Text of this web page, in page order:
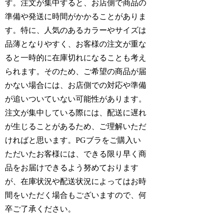
す。注文が集中すると、お店側で商品の
準備や発送に時間がかかることがありま
す。特に、人気のあるカラーやサイズは
品薄となりやすく、お客様の注文が重な
ると一時的に在庫切れになることも考え
られます。そのため、ご希望の商品が届
かない場合には、お店側での対応や準備
が追いついていない可能性があります。
注文が集中している際には、配送に遅れ
が生じることがあるため、ご理解いただ
ければと思います。PGブラをご購入い
ただいたお客様には、できる限り早く商
品をお届けできるよう努めております
が、在庫状況や配送状況によってはお時
間をいただく場合もございますので、何
卒ご了承ください。